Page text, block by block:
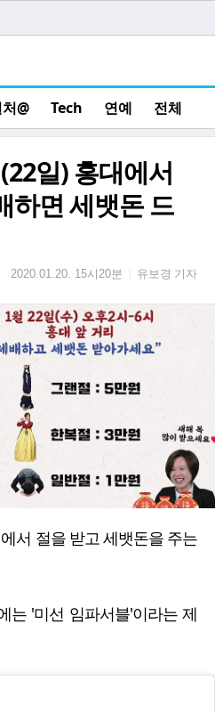
@ Tech 연예 전체
일) 홍대에서
하면 세뱃돈 드
2020.01.20. 15시20분 유보경 기자
서 절을 받고 세뱃돈을 주는
는 '미선 임파서블'이라는 제